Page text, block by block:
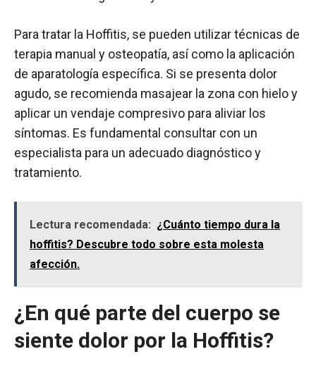
Para tratar la Hoffitis, se pueden utilizar técnicas de
terapia manual y osteopatía, así como la aplicación
de aparatología específica. Si se presenta dolor
agudo, se recomienda masajear la zona con hielo y
aplicar un vendaje compresivo para aliviar los
síntomas. Es fundamental consultar con un
especialista para un adecuado diagnóstico y
tratamiento.
Lectura recomendada: ¿Cuánto tiempo dura la
hoffitis? Descubre todo sobre esta molesta
afección.
¿En qué parte del cuerpo se
siente dolor por la Hoffitis?